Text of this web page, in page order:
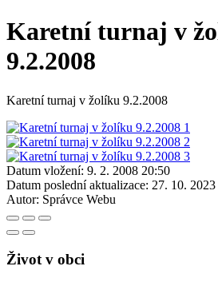
Karetní turnaj v
9.2.2008
Karetní turnaj v žolíku 9.2.2008
Datum vložení: 9. 2. 2008 20:50
Datum poslední aktualizace: 27. 10.
Autor: Správce Webu
Život v obci